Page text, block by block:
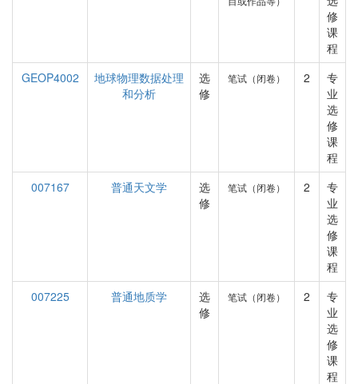
修
课
程
GEOP4002
地球物理数据处理
和分析
选
修
笔试（闭卷） 2
专
业
选
修
课
程
007167
普通天文学
选
修
笔试（闭卷） 2
专
业
选
修
课
程
007225
普通地质学
选
修
笔试（闭卷） 2
专
业
选
修
课
程